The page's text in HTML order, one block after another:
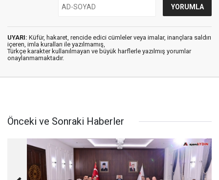
UYARI: Küfür, hakaret, rencide edici cümleler veya imalar, inançlara saldırı
içeren, imla kuralları ile yazılmamış,
Türkçe karakter kullanılmayan ve büyük harflerle yazılmış yorumlar
onaylanmamaktadır.
Önceki ve Sonraki Haberler